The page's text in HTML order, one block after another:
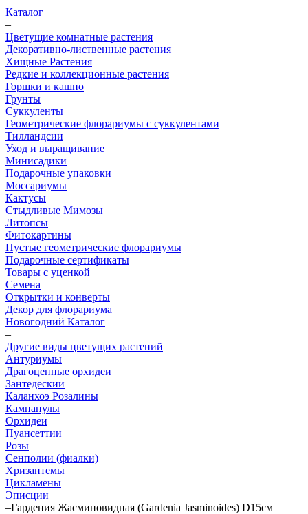
Каталог
–
Цветущие комнатные растения
Декоративно-лиственные растения
Хищные Растения
Редкие и коллекционные растения
Горшки и кашпо
Грунты
Суккуленты
Геометрические флорариумы с суккулентами
Тилландсии
Уход и выращивание
Минисадики
Подарочные упаковки
Моссариумы
Кактусы
Стыдливые Мимозы
Литопсы
Фитокартины
Пустые геометрические флорариумы
Подарочные сертификаты
Товары с уценкой
Семена
Открытки и конверты
Декор для флорариума
Новогодний Каталог
–
Другие виды цветущих растений
Антуриумы
Драгоценные орхидеи
Зантедескии
Каланхоэ Розалины
Кампанулы
Орхидеи
Пуансеттии
Розы
Сенполии (фиалки)
Хризантемы
Цикламены
Эписции
–Гардения Жасминовидная (Gardenia Jasminoides) D15см